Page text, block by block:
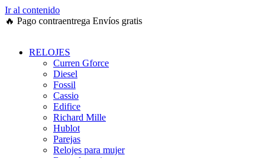
Ir al contenido
🔥 Pago contraentrega Envíos gratis
RELOJES
Curren Gforce
Diesel
Fossil
Cassio
Edifice
Richard Mille
Hublot
Parejas
Relojes para mujer